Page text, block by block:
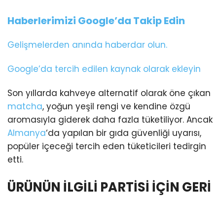
Haberlerimizi Google’da Takip Edin
Gelişmelerden anında haberdar olun.
Google’da tercih edilen kaynak olarak ekleyin
Son yıllarda kahveye alternatif olarak öne çıkan
matcha, yoğun yeşil rengi ve kendine özgü
aromasıyla giderek daha fazla tüketiliyor. Ancak
Almanya‘da yapılan bir gıda güvenliği uyarısı,
popüler içeceği tercih eden tüketicileri tedirgin
etti.
ÜRÜNÜN İLGİLİ PARTİSİ İÇİN GERİ